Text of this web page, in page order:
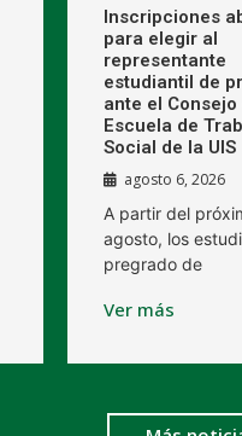
Inscripciones
para elegir al
representante
estudiantil de
ante el Consejo
Escuela de
Social de la UIS
agosto 6, 2026
A partir del
agosto, los
pregrado de
Ver más